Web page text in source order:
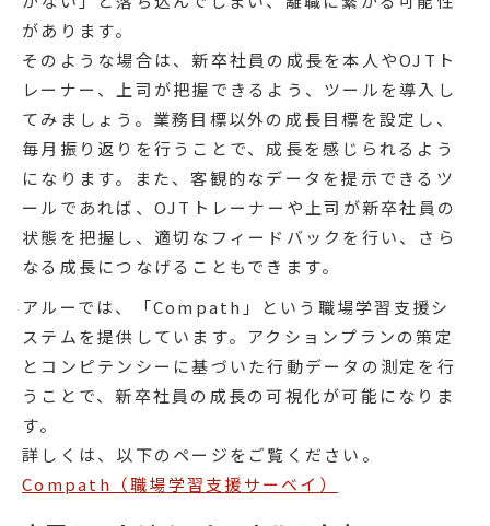
があります。
そのような場合は、新卒社員の成長を本人やOJTト
レーナー、上司が把握できるよう、ツールを導入し
てみましょう。業務目標以外の成長目標を設定し、
毎月振り返りを行うことで、成長を感じられるよう
になります。また、客観的なデータを提示できるツ
ールであれば、OJTトレーナーや上司が新卒社員の
状態を把握し、適切なフィードバックを行い、さら
なる成長につなげることもできます。
アルーでは、「Compath」という職場学習支援シ
ステムを提供しています。アクションプランの策定
とコンピテンシーに基づいた行動データの測定を行
うことで、新卒社員の成長の可視化が可能になりま
す。
詳しくは、以下のページをご覧ください。
Compath（職場学習支援サーベイ）